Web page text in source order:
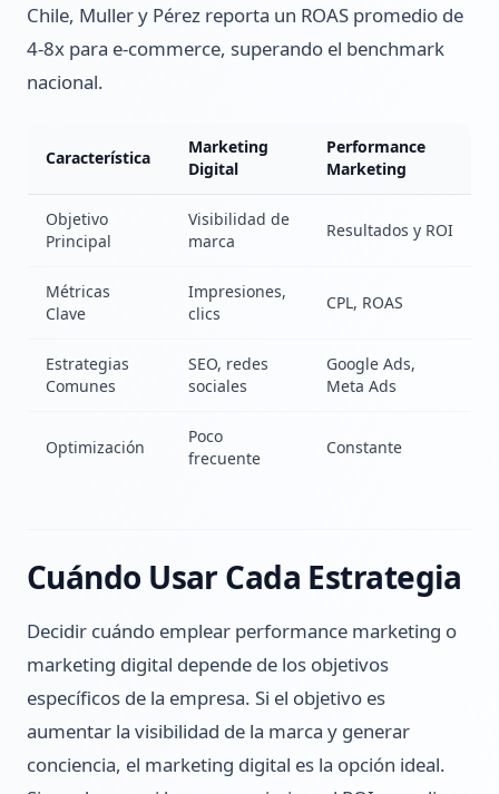
Chile, Muller y Pérez reporta un ROAS promedio de
4-8x para e-commerce, superando el benchmark
nacional.
Característica
Marketing
Digital
Performance
Marketing
Objetivo
Principal
Visibilidad de
marca
Resultados y ROI
Métricas
Clave
Impresiones,
clics
CPL, ROAS
Estrategias
Comunes
SEO, redes
sociales
Google Ads,
Meta Ads
Optimización
Poco
frecuente
Constante
Cuándo Usar Cada Estrategia
Decidir cuándo emplear performance marketing o
marketing digital depende de los objetivos
específicos de la empresa. Si el objetivo es
aumentar la visibilidad de la marca y generar
conciencia, el marketing digital es la opción ideal.